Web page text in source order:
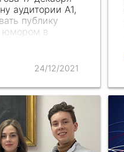
аудитории А1,
публику
юмором в
60-летнему
24/12/2021